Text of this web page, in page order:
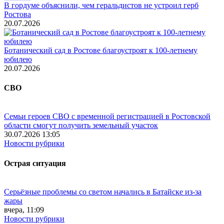
В гордуме объяснили, чем геральдистов не устроил герб
Ростова
20.07.2026
Ботанический сад в Ростове благоустроят к 100-летнему
юбилею
20.07.2026
СВО
Семьи героев СВО с временной регистрацией в Ростовской
области смогут получить земельный участок
30.07.2026 13:05
Новости рубрики
Острая ситуация
Серьёзные проблемы со светом начались в Батайске из-за
жары
вчера, 11:09
Новости рубрики